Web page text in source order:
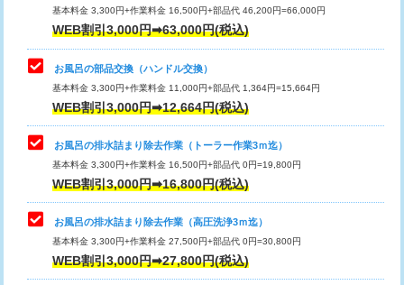
止水・漏水調査・防水処理・清掃・修
理・調整・分解・加工など（重作業）
33,000円
トイレタンク脱着
トイレ便器脱着
タンクレストイレ脱着 33,000円
小便器トイレ脱着
その他部品の脱着 8,800円～
交換・取付（タンク）
基本料金 3,300円+作業料金 16,500円+部品代 46,200円=66,000円
WEB割引3,000円➡63,000円(税込)
お風呂の部品交換（ハンドル交換）
基本料金 3,300円+作業料金 11,000円+部品代 1,364円=15,664円
WEB割引3,000円➡12,664円(税込)
お風呂の排水詰まり除去作業（トーラー作業3ｍ迄）
基本料金 3,300円+作業料金 16,500円+部品代 0円=19,800円
WEB割引3,000円➡16,800円(税込)
お風呂の排水詰まり除去作業（高圧洗浄3ｍ迄）
基本料金 3,300円+作業料金 27,500円+部品代 0円=30,800円
WEB割引3,000円➡27,800円(税込)